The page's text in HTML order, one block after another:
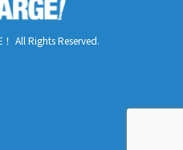
All Rights Reserved.